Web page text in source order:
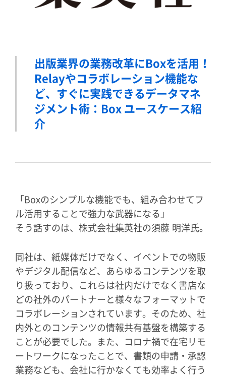
出版業界の業務改革にBoxを活用！
Relayやコラボレーション機能な
ど、 すぐに実践できるデータマネ
ジメント術：Box ユースケース紹
介
「Boxのシンプルな機能でも、組み合わせてフ
ル活用することで強力な武器になる」
そう話すのは、株式会社集英社の須藤 明洋氏。
同社は、紙媒体だけでなく、イベントでの物販
やデジタル配信など、あらゆるコンテンツを取
り扱っており、これらは社内だけでなく書店な
どの社外のパートナーと様々なフォーマットで
コラボレーションされています。そのため、社
内外とのコンテンツの情報共有基盤を構築する
ことが必要でした。また、コロナ禍で在宅リモ
ートワークになったことで、書類の申請・承認
業務なども、会社に行かなくても効率よく行う